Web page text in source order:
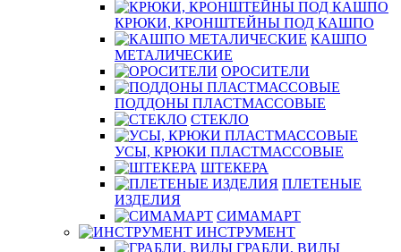
КРЮКИ, КРОНШТЕЙНЫ ПОД КАШПО
КАШПО
МЕТАЛИЧЕСКИЕ
ОРОСИТЕЛИ
ПОДДОНЫ ПЛАСТМАССОВЫЕ
СТЕКЛО
УСЫ, КРЮКИ ПЛАСТМАССОВЫЕ
ШТЕКЕРА
ПЛЕТЕНЫЕ
ИЗДЕЛИЯ
СИМАМАРТ
ИНСТРУМЕНТ
ГРАБЛИ, ВИЛЫ